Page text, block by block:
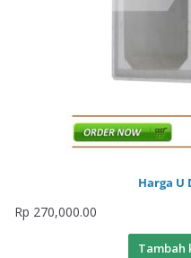
Harga U
Rp 270,000.00
Tambah